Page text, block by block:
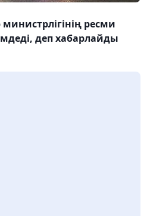
министрлігінің ресми
деп хабарлайды